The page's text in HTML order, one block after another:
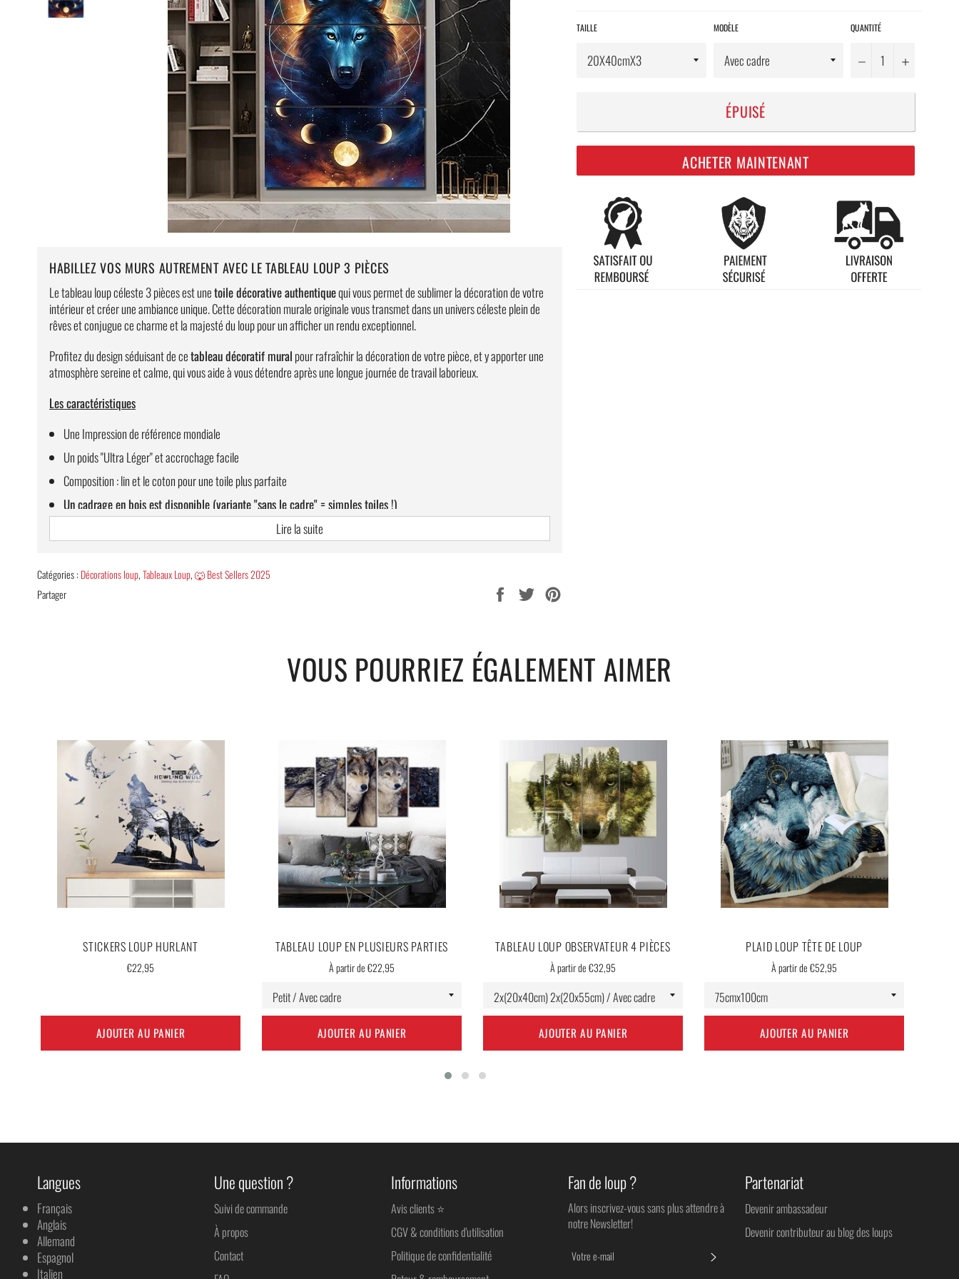
HABILLEZ VOS MURS AUTREMENT AVEC LE TABLEAU LOUP 3 PIÈCES
Le tableau loup céleste 3 pièces est unetoile décorative authentiquequi vous permet de sublimer la décoration de votre
intérieur et créer une ambiance unique. Cette décoration murale originale vous transmet dans un univers céleste plein de
rêves et conjugue ce charme et la majesté du loup pour un afficher un rendu exceptionnel.
Profitez du design séduisant de cetableau décoratif mural pour rafraîchir la décoration de votre pièce, et y apporter une
atmosphère sereine et calme, qui vous aide à vous détendre après une longue journée de travail laborieux.
Les caractéristiques
Une Impression de référence mondiale
Un poids "Ultra Léger" et accrochage facile
Composition : lin et le coton pour une toile plus parfaite
Un cadrage en bois est disponible (variante "sans le cadre" = simples toiles !)
Lire la suite
Catégories : Décorations loup,Tableaux Loup,🐺 Best Sellers 2025
Partager
Partager Tweeter
TAILLE MODÈLE QUANTITÉ
− +
ÉPUISÉ
ACHETER MAINTENANT
VOUS POURRIEZ ÉGALEMENT AIMER
STICKERS LOUP HURLANT
Prix
€22,95
AJOUTER AU PANIER
TABLEAU LOUP EN PLUSIEURS PARTIES
À partir de €22,95
AJOUTER AU PANIER
TABLEAU LOUP OBSERVATEUR 4 PIÈCES
À partir de €32,95
AJOUTER AU PANIER
PLAID LOUP TÊTE DE LOUP
À partir de €52,95
AJOUTER AU PANIER
Langues
Français
Anglais
Allemand
Espagnol
Italien
Une question ?
Suivi de commande
À propos
Contact
Informations
Avis clients ⭐
CGV & conditions d'utilisation
Politique de confidentialité
Fan de loup ?
Alors inscrivez-vous sans plus attendre à
notre Newsletter!
Partenariat
Devenir ambassadeur
Devenir contributeur au blog des loups